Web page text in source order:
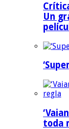
Un
toda